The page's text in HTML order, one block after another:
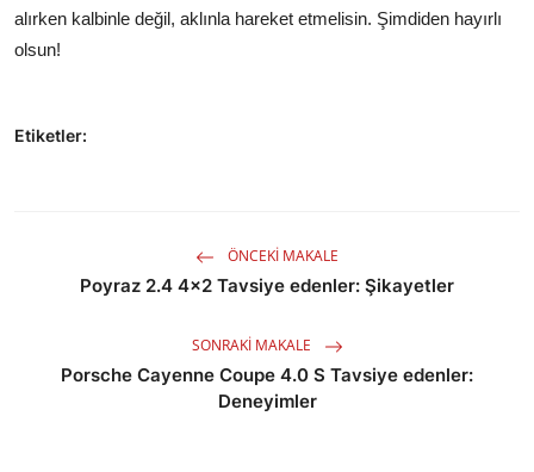
alırken kalbinle değil, aklınla hareket etmelisin. Şimdiden hayırlı
olsun!
Etiketler:
ÖNCEKI MAKALE
Poyraz 2.4 4x2 Tavsiye edenler: Şikayetler
SONRAKI MAKALE
Porsche Cayenne Coupe 4.0 S Tavsiye edenler:
Deneyimler